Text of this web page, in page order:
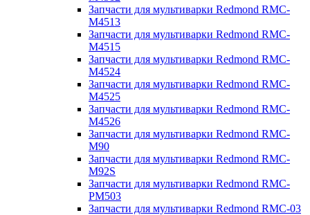
Запчасти для мультиварки Redmond RMC-
M4513
Запчасти для мультиварки Redmond RMC-
M4515
Запчасти для мультиварки Redmond RMC-
M4524
Запчасти для мультиварки Redmond RMC-
M4525
Запчасти для мультиварки Redmond RMC-
M4526
Запчасти для мультиварки Redmond RMC-
M90
Запчасти для мультиварки Redmond RMC-
M92S
Запчасти для мультиварки Redmond RMC-
PM503
Запчасти для мультиварки Redmond RMC-03